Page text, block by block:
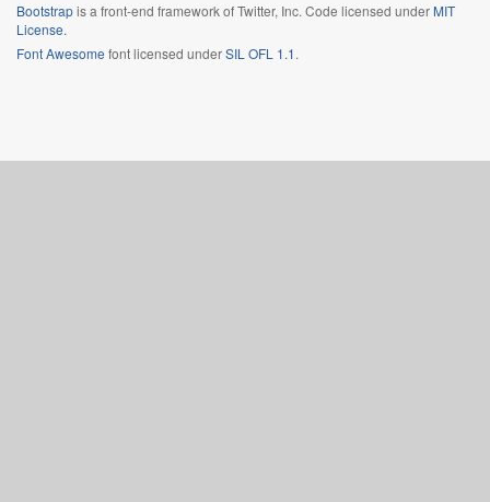
Bootstrapis a front-end framework of Twitter, Inc. Code licensed under MIT
License.
Font Awesome font licensed underSIL OFL 1.1.